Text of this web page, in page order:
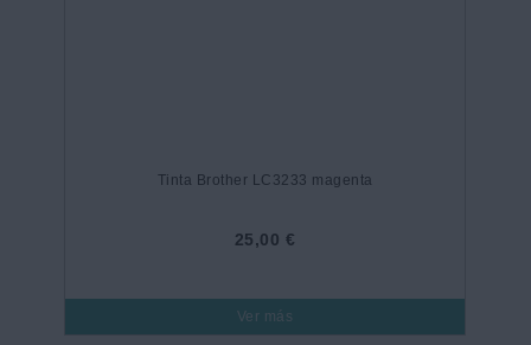
Tinta Brother LC3233 magenta
25,00 €
Ver más